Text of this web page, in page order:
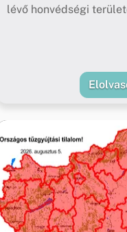
lévő honvédségi